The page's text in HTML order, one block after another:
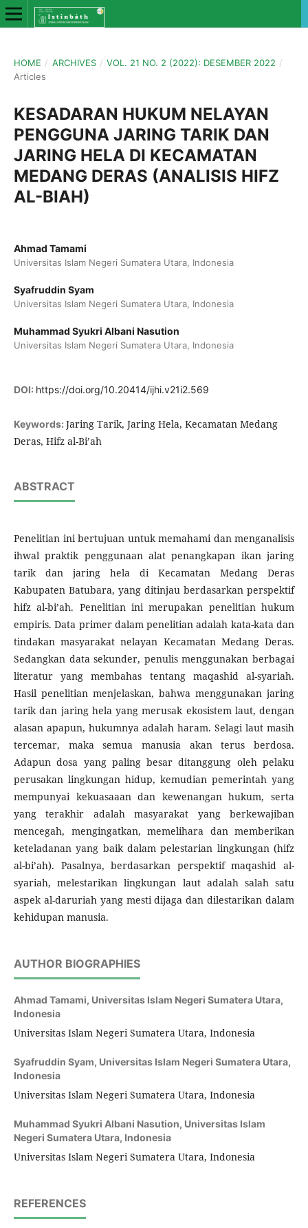
HOME / ARCHIVES / VOL. 21 NO. 2 (2022): DESEMBER 2022 /
Articles
KESADARAN HUKUM NELAYAN
PENGGUNA JARING TARIK DAN
JARING HELA DI KECAMATAN
MEDANG DERAS (ANALISIS HIFZ
AL-BIAH)
Ahmad Tamami
Universitas Islam Negeri Sumatera Utara, Indonesia
Syafruddin Syam
Universitas Islam Negeri Sumatera Utara, Indonesia
Muhammad Syukri Albani Nasution
Universitas Islam Negeri Sumatera Utara, Indonesia
DOI: https://doi.org/10.20414/ijhi.v21i2.569
Keywords: Jaring Tarik, Jaring Hela, Kecamatan Medang
Deras, Hifz al-Bi’ah
ABSTRACT
Penelitian ini bertujuan untuk memahami dan menganalisis
ihwal praktik penggunaan alat penangkapan ikan jaring
tarik dan jaring hela di Kecamatan Medang Deras
Kabupaten Batubara, yang ditinjau berdasarkan perspektif
hifz al-bi’ah. Penelitian ini merupakan penelitian hukum
empiris. Data primer dalam penelitian adalah kata-kata dan
tindakan masyarakat nelayan Kecamatan Medang Deras.
Sedangkan data sekunder, penulis menggunakan berbagai
literatur yang membahas tentang maqashid al-syariah.
Hasil penelitian menjelaskan, bahwa menggunakan jaring
tarik dan jaring hela yang merusak ekosistem laut, dengan
alasan apapun, hukumnya adalah haram. Selagi laut masih
tercemar, maka semua manusia akan terus berdosa.
Adapun dosa yang paling besar ditanggung oleh pelaku
perusakan lingkungan hidup, kemudian pemerintah yang
mempunyai kekuasaaan dan kewenangan hukum, serta
yang terakhir adalah masyarakat yang berkewajiban
mencegah, mengingatkan, memelihara dan memberikan
keteladanan yang baik dalam pelestarian lingkungan (hifz
al-bi’ah). Pasalnya, berdasarkan perspektif maqashid al-
syariah, melestarikan lingkungan laut adalah salah satu
aspek al-daruriah yang mesti dijaga dan dilestarikan dalam
kehidupan manusia.
AUTHOR BIOGRAPHIES
Ahmad Tamami, Universitas Islam Negeri Sumatera Utara,
Indonesia
Universitas Islam Negeri Sumatera Utara, Indonesia
Syafruddin Syam, Universitas Islam Negeri Sumatera Utara,
Indonesia
Universitas Islam Negeri Sumatera Utara, Indonesia
Muhammad Syukri Albani Nasution, Universitas Islam
Negeri Sumatera Utara, Indonesia
Universitas Islam Negeri Sumatera Utara, Indonesia
REFERENCES